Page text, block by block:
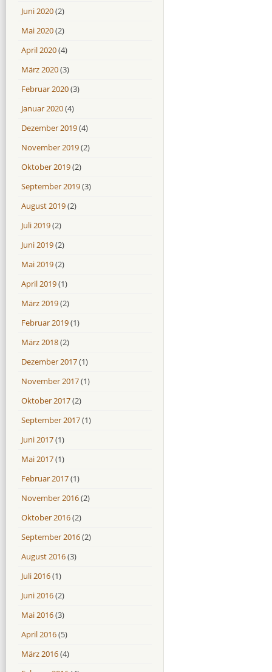
Juni 2020(2)
Mai 2020(2)
April 2020(4)
März 2020(3)
Februar 2020(3)
Januar 2020(4)
Dezember 2019(4)
November 2019(2)
Oktober 2019(2)
September 2019(3)
August 2019(2)
Juli 2019(2)
Juni 2019(2)
Mai 2019(2)
April 2019(1)
März 2019(2)
Februar 2019(1)
März 2018(2)
Dezember 2017(1)
November 2017(1)
Oktober 2017(2)
September 2017(1)
Juni 2017(1)
Mai 2017(1)
Februar 2017(1)
November 2016(2)
Oktober 2016(2)
September 2016(2)
August 2016(3)
Juli 2016(1)
Juni 2016(2)
Mai 2016(3)
April 2016(5)
März 2016(4)